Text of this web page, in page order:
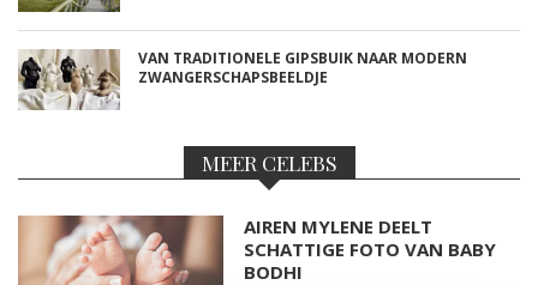
VAN TRADITIONELE GIPSBUIK NAAR MODERN
ZWANGERSCHAPSBEELDJE
MEER CELEBS
AIREN MYLENE DEELT
SCHATTIGE FOTO VAN BABY
BODHI